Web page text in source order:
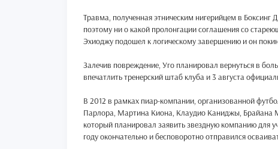
Травма, полученная этническим нигерийцем в
поэтому ни о какой пролонгации соглашения со
Эхиоджу подошел к логическому завершению и он
Залечив повреждение, Уго планировал вернуться в
впечатлить тренерский штаб клуба и 3 августа
В 2012 в рамках пиар-компании, организованной
Парлора, Мартина Киона, Клаудио Каниджы, Брайана
который планировал заявить звездную компанию для
году окончательно и бесповоротно отправился